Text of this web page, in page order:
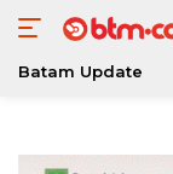
konten
Batam Update